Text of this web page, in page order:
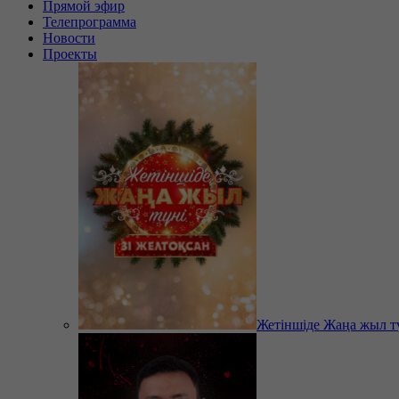
Прямой эфир
Телепрограмма
Новости
Проекты
Жетіншіде Жаңа жыл